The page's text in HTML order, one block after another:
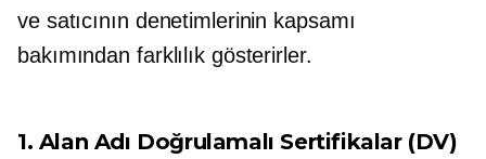
ve satıcının denetimlerinin kapsamı
bakımından farklılık gösterirler.
1. Alan Adı Doğrulamalı Sertifikalar (DV)